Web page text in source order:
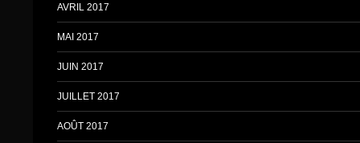
AVRIL 2017
MAI 2017
JUIN 2017
JUILLET 2017
AOÛT 2017